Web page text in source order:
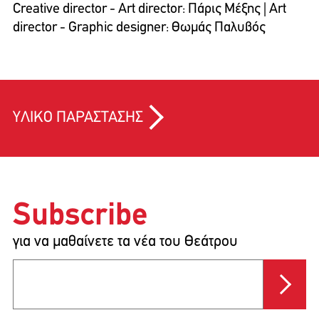
Creative director - Art director: Πάρις Μέξης | Art
director - Graphic designer: Θωμάς Παλυβός
ΥΛΙΚΟ ΠΑΡΑΣΤΑΣΗΣ
Subscribe
για να μαθαίνετε τα νέα του Θεάτρου